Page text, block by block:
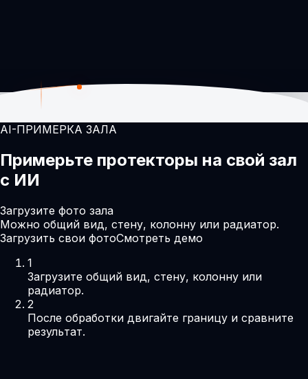
AI-ПРИМЕРКА ЗАЛА
Примерьте протекторы на свой зал
с ИИ
Загрузите фото зала
Можно общий вид, стену, колонну или радиатор.
Загрузить свои фотоСмотреть демо
1
Загрузите общий вид, стену, колонну или
радиатор.
2
После обработки двигайте границу и сравните
результат.